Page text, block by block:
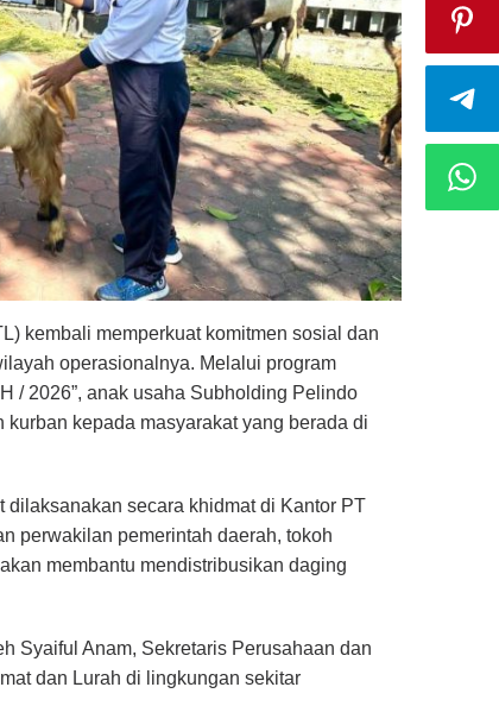
kembali memperkuat komitmen sosial dan
operasionalnya. Melalui program
/ 2026”, anak usaha Subholding Pelindo
kepada masyarakat yang berada di
secara khidmat di Kantor PT
perwakilan pemerintah daerah, tokoh
membantu mendistribusikan daging
Syaiful Anam, Sekretaris Perusahaan dan
dan Lurah di lingkungan sekitar